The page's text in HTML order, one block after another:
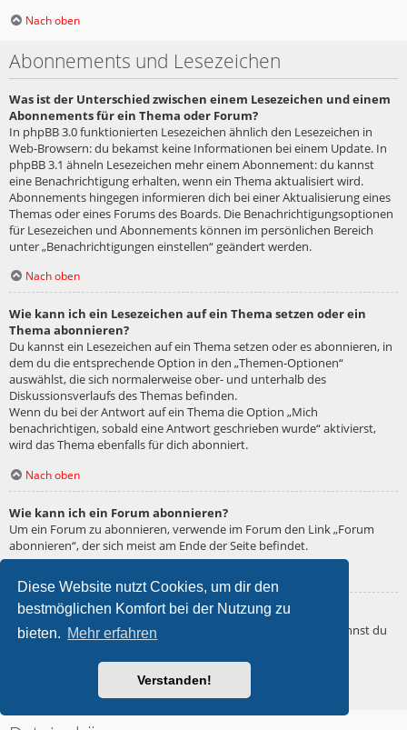
Diese Website nutzt Cookies, um dir den
bestmöglichen Komfort bei der Nutzung zu
bieten. Mehr erfahren
Verstanden!
Nach oben
Abonnements und Lesezeichen
Was ist der Unterschied zwischen einem Lesezeichen und einem
Abonnements für ein Thema oder Forum?
In phpBB 3.0 funktionierten Lesezeichen ähnlich den Lesezeichen in
Web-Browsern: du bekamst keine Informationen bei einem Update. In
phpBB 3.1 ähneln Lesezeichen mehr einem Abonnement: du kannst
eine Benachrichtigung erhalten, wenn ein Thema aktualisiert wird.
Abonnements hingegen informieren dich bei einer Aktualisierung eines
Themas oder eines Forums des Boards. Die Benachrichtigungsoptionen
für Lesezeichen und Abonnements können im persönlichen Bereich
unter „Benachrichtigungen einstellen“ geändert werden.
Nach oben
Wie kann ich ein Lesezeichen auf ein Thema setzen oder ein
Thema abonnieren?
Du kannst ein Lesezeichen auf ein Thema setzen oder es abonnieren, in
dem du die entsprechende Option in den „Themen-Optionen“
auswählst, die sich normalerweise ober- und unterhalb des
Diskussionsverlaufs des Themas befinden.
Wenn du bei der Antwort auf ein Thema die Option „Mich
benachrichtigen, sobald eine Antwort geschrieben wurde“ aktivierst,
wird das Thema ebenfalls für dich abonniert.
Nach oben
Wie kann ich ein Forum abonnieren?
Um ein Forum zu abonnieren, verwende im Forum den Link „Forum
abonnieren“, der sich meist am Ende der Seite befindet.
Wie deaktiviere ich meine Abonnements?
Wenn du mehrere Abonnements deaktivieren möchtest, so kannst du
verwalten“ machen.